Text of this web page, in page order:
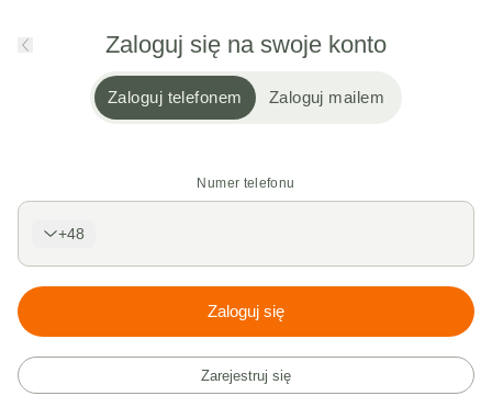
Zaloguj się na swoje konto
Zaloguj telefonem Zaloguj mailem
Numer telefonu
+48
Zaloguj się
Zarejestruj się